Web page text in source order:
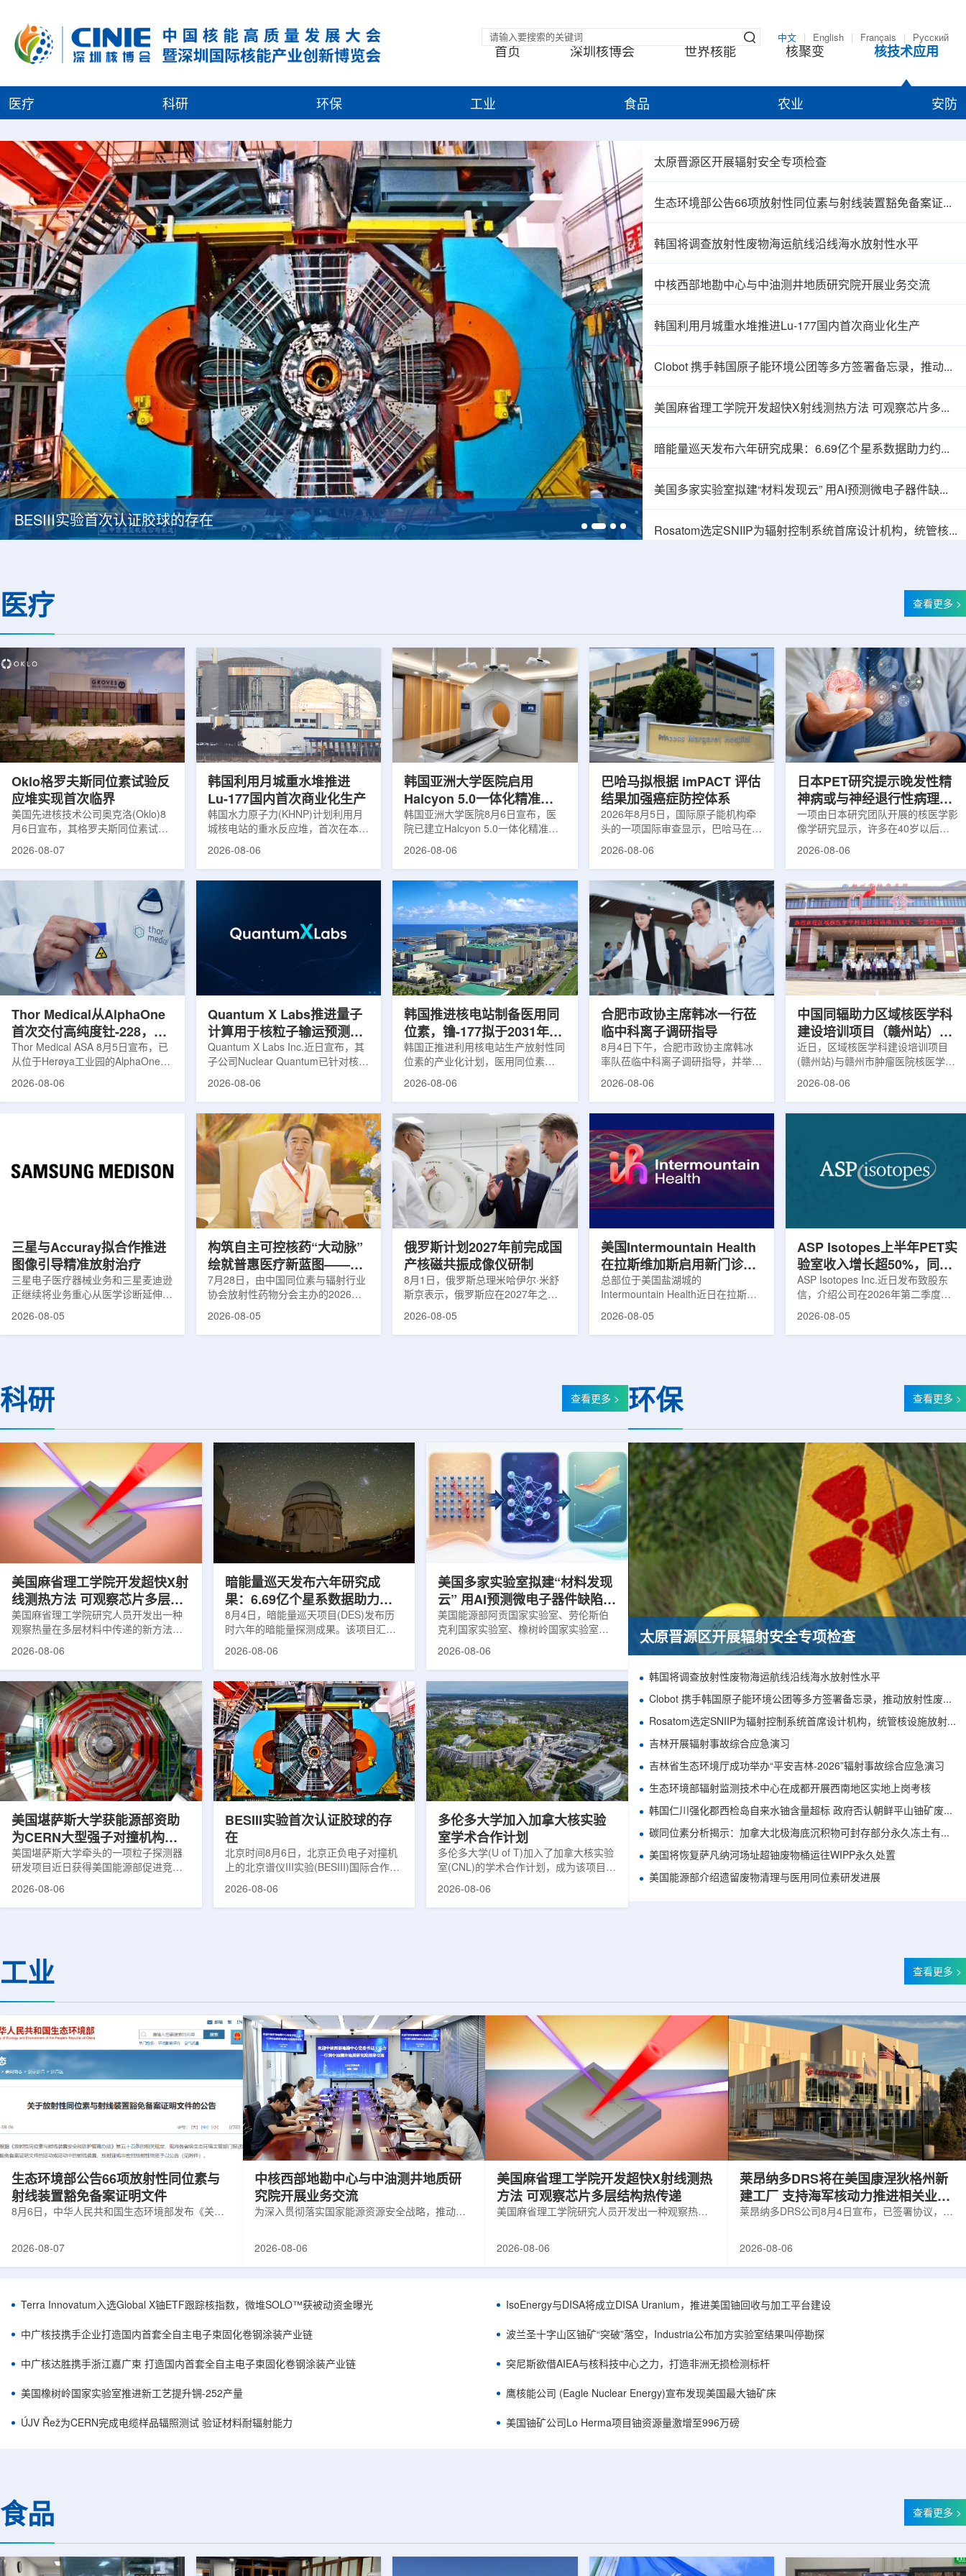
中文 English Français Русский
首页 深圳核博会 世界核能 核聚变 核技术应用
医疗 科研 环保 工业 食品 农业 安防
BESIII实验首次认证胶球的存在 Thor Medical从AlphaOne首次交付高纯度钍-
太原晋源区开展辐射安全专项检查
生态环境部公告66项放射性同位素与射线装置豁免备案证明文件
韩国将调查放射性废物海运航线沿线海水放射性水平
中核西部地勘中心与中油测井地质研究院开展业务交流
韩国利用月城重水堆推进Lu-177国内首次商业化生产
Clobot 携手韩国原子能环境公团等多方签署备忘录，推动放射性废物安全管理多机型机器人示范
美国麻省理工学院开发超快X射线测热方法 可观察芯片多层结构热传递
暗能量巡天发布六年研究成果：6.69亿个星系数据助力约束宇宙加速膨胀
美国多家实验室拟建“材料发现云” 用AI预测微电子器件缺陷影响
Rosatom选定SNIIP为辐射控制系统首席设计机构，统管核设施放射仪表标准化与进口替代保障
医疗 查看更多 >
Oklo格罗夫斯同位素试验反
应堆实现首次临界
美国先进核技术公司奥克洛(Oklo)8
月6日宣布，其格罗夫斯同位素试验
反应堆已在低功率状态下实现可控自
格罗夫斯同位素试验反应堆设施(图
片：格罗夫斯)格罗夫斯低功率试验
反应堆位于美国得克萨斯州洛克哈
特，是美国能源部反应堆试点计划下
首个在私人土地上实现临界的反应
堆。根据奥克洛介绍，该设施从未开
发土地起步建设，完成了土建开挖、
工程建设、组件制造或采购、燃料配
2026-08-07
韩国利用月城重水堆推进
Lu-177国内首次商业化生产
韩国水力原子力(KHNP)计划利用月
城核电站的重水反应堆，首次在本土
生产用于癌症治疗的放射性同位素
元化的供应链并缩短运输时间。此次
计划的首要目标是实现镥-177的商业
化生产，预计在2028年进行试生
产，并在2031年开始全面量产。之
后，韩国水力原子力还将扩大生产范
2026-08-06
韩国亚洲大学医院启用
Halcyon 5.0一体化精准放
射治疗方案
韩国亚洲大学医院8月6日宣布，医
院已建立Halcyon 5.0一体化精准放
射治疗解决方案，并开始全面用于患
实时运动管理整合到同一治疗流程
中，用于提升图像引导放射治疗的精
准度和安全性。此次实施方案以
Halcyon系统软件5.0版本为基础，集
成高分辨率锥形束CT成像系统
HyperSight、六自由度患者定位台
Dynamic Couch，以及表面引导放
射治疗系统IDENTIFY。亚洲大学医
2026-08-06
巴哈马拟根据 imPACT 评估
结果加强癌症防控体系
2026年8月5日，国际原子能机构牵
头的一项国际审查显示，巴哈马在加
强癌症治疗服务方面具备进一步提升
治疗效果提出了路线图。巴哈马拿骚
玛格丽特公主医院(图片：Pelow
Media/Adobe Stock)这项 imPACT
评估由国际原子能机构、世界卫生组
织/泛美卫生组织和国际癌症研究机
构共同开展，应巴哈马卫生与健康部
请求进行，重点评估该国癌症防控能
力和实际需求。6月9日至11日，专
2026-08-06
日本PET研究提示晚发性精
神病或与神经退行性病理相
关
一项由日本研究团队开展的核医学影
像学研究显示，许多在40岁以后首
次出现幻觉、妄想等精神病性症状的
常沉积。研究纳入37名晚发性精神
病患者和47名年龄匹配的健康对照
者。研究人员采用淀粉样蛋白PET示
踪剂^11C-PiB，以及tau蛋白PET示
踪剂^18F-florzolotau，对受试者大
脑中的β-淀粉样蛋白和tau蛋白积累
情况进行评估。结果显示，晚发性精
2026-08-06
Thor Medical从AlphaOne
首次交付高纯度钍-228，商
业供货启动
Thor Medical ASA 8月5日宣布，已
从位于Herøya工业园的AlphaOne生
产设施完成首批高纯度钍-228(Th-
工业规模制造的开始，首批客户交付
表明公司已完成从产能建设到利用首
2026-08-06
Quantum X Labs推进量子
计算用于核粒子输运预测模
拟
Quantum X Labs Inc.近日宣布，其
子公司Nuclear Quantum已针对核工
业计算模拟中的一项瓶颈提出新方
算密集型场景。据介绍，传统粒子输
运模拟在核医学系统设计中具有重要
作用，但往往需要大量计算资源，并
伴随较长运行时间，影响研发和优化
效率。Nuclear Quantum此次提出的
技术，旨在把物理输运模型转化为量
子电路，使粒子传播和随机游走动力
学能够直接在量子计算框架中表示和
2026-08-06
韩国推进核电站制备医用同
位素，镥-177拟于2031年商
业化生产
韩国正推进利用核电站生产放射性同
位素的产业化计划，医用同位素
镥-177(Lu-177)被列为首个商业化目
产，后续还可能将产品范围扩大至
钴-60、氚-3和氦-3等同位素。Lu-
177是当前全球放射性药物市场中应
用较广的治疗性放射性同位素，可用
于前列腺癌、神经内分泌肿瘤等疾病
相关放射性药物。此前，韩国所需
Lu-177完全依赖进口。由于其半衰
期约为6.6天，从生产、运输到药物
2026-08-06
合肥市政协主席韩冰一行莅
临中科离子调研指导
8月4日下午，合肥市政协主席韩冰
率队莅临中科离子调研指导，并举行
座谈交流。市人大常委会副主任雍凤
中国科学院合肥物质科学研究院副院
长宋云涛，中科离子董事长刘璐，总
经理陈永华，副总经理丁开忠、李
俊、光若怀陪同。韩冰一行详细了解
中科离子产业布局、经营情况，重点
围绕核医疗及高端装备关键技术突
2026-08-06
中国同辐助力区域核医学科
建设培训项目（赣州站）与
赣州市肿瘤医院核医学诊疗
高质量建设项目同步启动
近日，区域核医学科建设培训项目
(赣州站)与赣州市肿瘤医院核医学诊
疗高质量建设项目在赣州市肿瘤医院
任杨传盛主持。赣州市卫生健康委员
会副主任傅伟、中华医学会核医学分
会主任委员汪静、赣州市肿瘤医院党
2026-08-06
三星与Accuray拟合作推进
图像引导精准放射治疗
三星电子医疗器械业务和三星麦迪逊
正继续将业务重心从医学诊断延伸至
治疗领域。8月5日，三星HME美国
CT扫描仪BodyTom与Accuray机器
人放射外科平台CyberKnife相结合。
连接起来，使医务人员能够更准确地
确...
2026-08-05
构筑自主可控核药“大动脉”
绘就普惠医疗新蓝图——专
访中国同辐总工程师、中核
集团首席科学家刘蕴韬
7月28日，由中国同位素与辐射行业
协会放射性药物分会主办的2026年
放射性药物创新发展大会在山西省太
持续缩小城乡核医疗资源差距。同
时，以...
2026-08-05
俄罗斯计划2027年前完成国
产核磁共振成像仪研制
8月1日，俄罗斯总理米哈伊尔·米舒
斯京表示，俄罗斯应在2027年之前
完成国产核磁共振成像仪的研制工
家原子能公司推进，并称该设备预计
核磁共振成像仪。该设备若按计划
2026-08-05
美国Intermountain Health
在拉斯维加斯启用新门诊诊
所，配置PET/CT和直线加
速器
总部位于美国盐湖城的
Intermountain Health近日在拉斯维
加斯西南部启用一座新的门诊诊所。
开放日活动后正式开放。该诊所整合
了此前分布在拉斯维加斯谷多个地点
疗服务。根据介绍，诊所服务范围包
括成人及...
2026-08-05
ASP Isotopes上半年PET实
验室收入增长超50%，同位
素浓缩设施推进商业生产
ASP Isotopes Inc.近日发布致股东
信，介绍公司在2026年第二季度财
务业绩公布前各业务板块的运营进
相关业务通常与放射性药物制备、分
子影像和核医学诊断应用密切相关。
入商业生产前的最后阶段，预计将在
2026年下半年交...
2026-08-05
科研 查看更多 >
美国麻省理工学院开发超快X射
线测热方法 可观察芯片多层结
构热传递
美国麻省理工学院研究人员开发出一种
观察热量在多层材料中传递的新方法，
于《自然通讯》。随着计算机芯片尺寸
不断缩小、功率密度持续提高，器件过
热正成为限制性能提升的重要因素。传
统热流测量方法在面对真实电子器件的
多层结构时存在局限，例如常用的时域
热反射法难以区分不同材料层中的热传
输情况，红外成像等方法也难以在微小
尺度上捕捉快速变化。为解决这一问
题...
2026-08-06
暗能量巡天发布六年研究成
果：6.69亿个星系数据助力约
束宇宙加速膨胀
8月4日，暗能量巡天项目(DES)发布历
时六年的暗能量探测成果。该项目汇总
6.69亿个星系、数千个星系团以及3000
多颗超新星的信息，用于研究宇宙加速
膨胀和宇宙结构演化。为了实现DES，
费米实验室制造了一台极其灵敏的5.7亿
像素数字相机DECam，并将其安装在位
于智利安第斯山脉的美国国家科学基金
会托洛洛山美洲际天文台的布兰科4米望
远镜上。(图片由Reidar Hahn/费米国家
加速...
2026-08-06
美国多家实验室拟建“材料发现
云” 用AI预测微电子器件缺陷影
响
美国能源部阿贡国家实验室、劳伦斯伯
克利国家实验室、橡树岭国家实验室和
智能框架，预测微小缺陷如何影响微电
子器件的性能和寿命。材料发现云可视
化图，这是一个基于物理学原理的人工
智能框架，它整合了实验数据、模拟和
高性能计算，用于预测微小缺陷如何影
响微电子器件的性能和寿命。(图片由
ChatGPT 提供。)微电子器件广泛用于
智能手机、笔记本电脑、安全通信和人
工...
2026-08-06
美国堪萨斯大学获能源部资助
为CERN大型强子对撞机构建
新一代探测器
美国堪萨斯大学牵头的一项粒子探测器
研发项目近日获得美国能源部促进竞争
性研究的既定计划(DOE EPSCoR)资
萨斯大学物理与天文系教授迈克尔·默里
和堪萨斯大学杰出教授克里斯托夫·罗永
2026-08-06
BESIII实验首次认证胶球的存
在
北京时间8月6日，北京正负电子对撞机
上的北京谱仪III实验(BESIII)国际合作组
在巴西举行的国际高能物理大会(ICHEP
互...
2026-08-06
多伦多大学加入加拿大核实验
室学术合作计划
多伦多大学(U of T)加入了加拿大核实验
室(CNL)的学术合作计划，成为该项目中
的第十家参与机构。这项举措旨在加强
2026-08-06
环保 查看更多 >
太原晋源区开展辐射安全专项检查
韩国将调查放射性废物海运航线沿线海水放射性水平
Clobot 携手韩国原子能环境公团等多方签署备忘录，推动放射性废物安全管理多机型机器人示范
Rosatom选定SNIIP为辐射控制系统首席设计机构，统管核设施放射仪表标准化与进口替代保障
吉林开展辐射事故综合应急演习
吉林省生态环境厅成功举办“平安吉林-2026”辐射事故综合应急演习
生态环境部辐射监测技术中心在成都开展西南地区实地上岗考核
韩国仁川强化郡西检岛自来水铀含量超标 政府否认朝鲜平山铀矿废水影响
碳同位素分析揭示：加拿大北极海底沉积物可封存部分永久冻土有机碳
美国将恢复萨凡纳河场址超铀废物桶运往WIPP永久处置
美国能源部介绍遗留废物清理与医用同位素研发进展
工业 查看更多 >
生态环境部公告66项放射性同位素与
射线装置豁免备案证明文件
8月6日，中华人民共和国生态环境部发布《关于
将各省级生态环境主管部门报送的、已获得豁免
置、放射源或非密封放射性物质予以公告。随公
告发布的汇总表共列出66项备案记录，涉及山
东、天津、上海、河北、四川、甘肃、安徽、河
南、辽宁等地相关单位。备案内容涵盖...
2026-08-07
中核西部地勘中心与中油测井地质研
究院开展业务交流
为深入贯彻落实国家能源资源安全战略，推动油
地质研究院，开展专项技术交流研讨。会上，中
内油气测井成套装备、井下探测、岩石物理实
验、智能测井解释、深井探测及多源地质数据解
析等成熟技术体系，并结合实战案例分享了含油
气盆地铀矿勘查经验。王乐力介绍了西部中...
2026-08-06
美国麻省理工学院开发超快X射线测热
方法 可观察芯片多层结构热传递
美国麻省理工学院研究人员开发出一种观察热量
寸不断缩小、功率密度持续提高，器件过热正成
在面对真实电子器件的多层结构时存在局限，例
如常用的时域热反射法难以区分不同材料层中的
热传输情况，红外成像等方法也难以在微小尺度
上捕捉快速变化。为解决这一问题...
2026-08-06
莱昂纳多DRS将在美国康涅狄格州新
建工厂 支持海军核动力推进相关业务
增长
莱昂纳多DRS公司8月4日宣布，已签署协议，将
并为公司在核能领域的后续增长提供空间和基础
尔德帕克里奇路120号，占地约14.1087万平方英
尺。工厂建成后，将整合目前分布在康涅狄格州
丹伯里和贝瑟尔三个地点的业务。该设施预计于
2027年初投入使用，若最终设计和租户装修工...
2026-08-06
Terra Innovatum入选Global X铀ETF跟踪核指数，微堆SOLO™获被动资金曝光
中广核技携手企业打造国内首套全自主电子束固化卷钢涂装产业链
中广核达胜携手浙江嘉广束 打造国内首套全自主电子束固化卷钢涂装产业链
美国橡树岭国家实验室推进新工艺提升锎-252产量
ÚJV Řež为CERN完成电缆样品辐照测试 验证材料耐辐射能力
IsoEnergy与DISA将成立DISA Uranium，推进美国铀回收与加工平台建设
波兰圣十字山区铀矿“突破”落空，Industria公布加方实验室结果叫停勘探
突尼斯欲借AIEA与核科技中心之力，打造非洲无损检测标杆
鹰核能公司 (Eagle Nuclear Energy)宣布发现美国最大铀矿床
美国铀矿公司Lo Herma项目铀资源量激增至996万磅
食品 查看更多 >